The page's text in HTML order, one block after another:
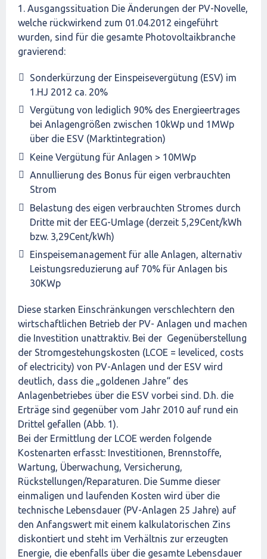
1. Ausgangssituation Die Änderungen der PV-Novelle,
welche rückwirkend zum 01.04.2012 eingeführt
wurden, sind für die gesamte Photovoltaikbranche
gravierend:
Sonderkürzung der Einspeisevergütung (ESV) im
1.HJ 2012 ca. 20%
Vergütung von lediglich 90% des Energieertrages
bei Anlagengrößen zwischen 10kWp und 1MWp
über die ESV (Marktintegration)
Keine Vergütung für Anlagen > 10MWp
Annullierung des Bonus für eigen verbrauchten
Strom
Belastung des eigen verbrauchten Stromes durch
Dritte mit der EEG-Umlage (derzeit 5,29Cent/kWh
bzw. 3,29Cent/kWh)
Einspeisemanagement für alle Anlagen, alternativ
Leistungsreduzierung auf 70% für Anlagen bis
30KWp
Diese starken Einschränkungen verschlechtern den
wirtschaftlichen Betrieb der PV- Anlagen und machen
die Investition unattraktiv. Bei der Gegenüberstellung
der Stromgestehungskosten (LCOE = leveliced, costs
of electricity) von PV-Anlagen und der ESV wird
deutlich, dass die „goldenen Jahre“ des
Anlagenbetriebes über die ESV vorbei sind. D.h. die
Erträge sind gegenüber vom Jahr 2010 auf rund ein
Drittel gefallen (Abb. 1).
Bei der Ermittlung der LCOE werden folgende
Kostenarten erfasst: Investitionen, Brennstoffe,
Wartung, Überwachung, Versicherung,
Rückstellungen/Reparaturen. Die Summe dieser
einmaligen und laufenden Kosten wird über die
technische Lebensdauer (PV-Anlagen 25 Jahre) auf
den Anfangswert mit einem kalkulatorischen Zins
diskontiert und steht im Verhältnis zur erzeugten
Energie, die ebenfalls über die gesamte Lebensdauer